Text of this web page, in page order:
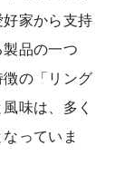
家から支持
品の一つ
の「リング
味は、多く
っていま